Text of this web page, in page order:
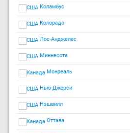
Коламбус
Колорадо
Лос-Анджелес
Миннесота
Монреаль
Нью-Джерси
Нэшвилл
Оттава